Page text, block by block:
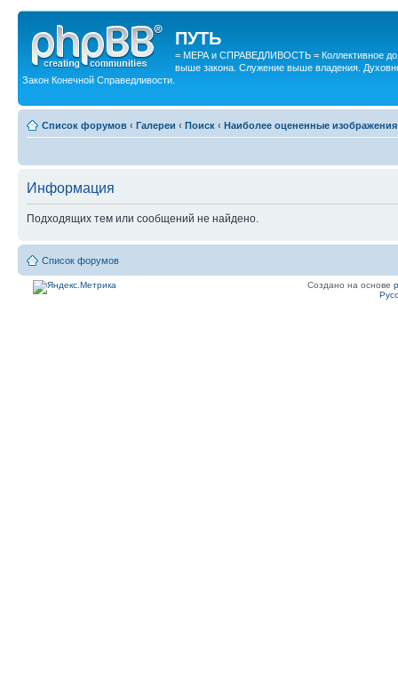
ПУТЬ
= МЕРА и СПРАВЕДЛИВОСТЬ = Коллективное
выше закона. Служение выше владения.
Закон Конечной Справедливости.
Список форумов ‹ Галереи ‹ Поиск ‹ Наиболее оцененные изображения
Информация
Подходящих тем или сообщений не найдено.
Список форумов
Создано на основе